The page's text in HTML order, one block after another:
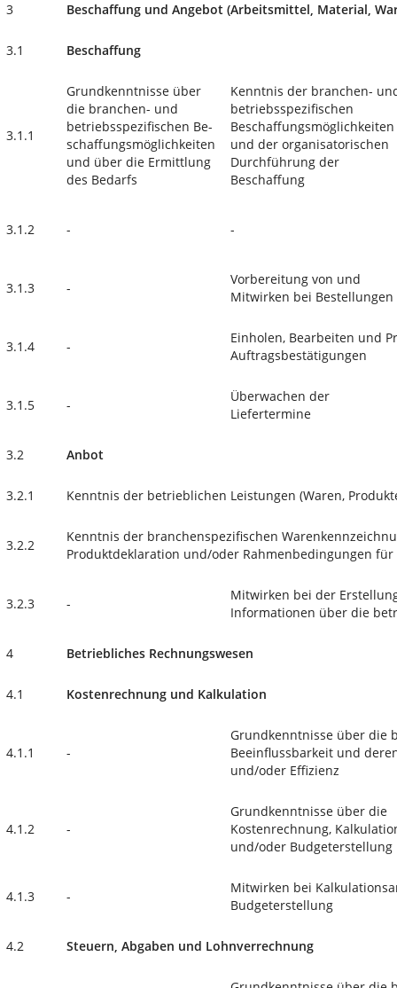
3 Beschaffung und Angebot (Arbeitsmittel, Material,
3.1 Beschaffung
3.1.1
Grundkenntnisse über
die branchen- und
betriebsspezifischen Be­
schaffungsmöglichkeiten
und über die Ermittlung
des Bedarfs
Kenntnis der branchen-
betriebsspezifischen
Beschaffungsmöglichkeiten
und der organisatorischen
Durchführung der
Beschaffung
3.1.2 - -
3.1.3 -
Vorbereitung von und
Mitwirken bei Bestellungen
3.1.4 -
Einholen, Bearbeiten und
Auftragsbestätigungen
3.1.5 -
Überwachen der
Liefertermine
3.2 Anbot
3.2.1 Kenntnis der betrieblichen Leistungen (Waren,
3.2.2
Kenntnis der branchenspezifischen
Produktdeklaration und/oder Rahmenbedingungen
3.2.3 -
Mitwirken bei der
Informationen über die
4 Betriebliches Rechnungswesen
4.1 Kostenrechnung und Kalkulation
4.1.1 -
Grundkenntnisse über die
Beeinflussbarkeit und
und/oder Effizienz
4.1.2 -
Grundkenntnisse über die
Kostenrechnung,
und/oder Budgeterstellung
4.1.3 -
Mitwirken bei
Budgeterstellung
4.2 Steuern, Abgaben und Lohnverrechnung